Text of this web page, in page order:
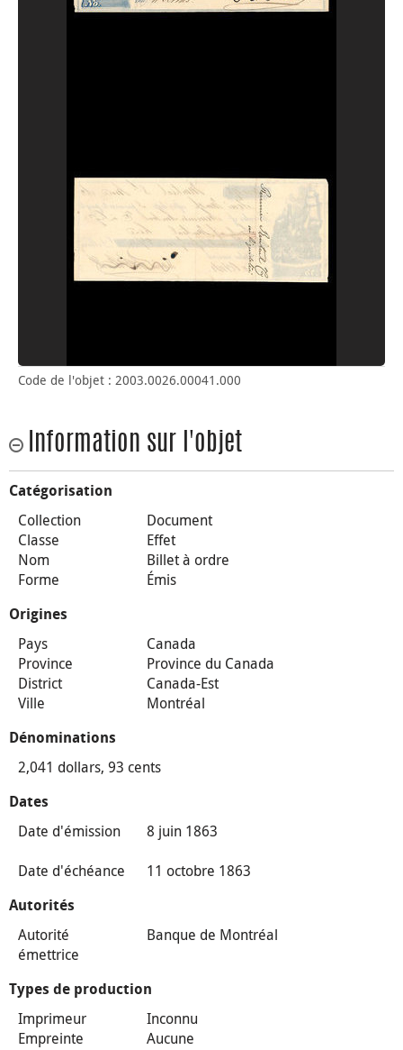
Code de l'objet : 2003.0026.00041.000
Information sur l'objet
Catégorisation
Collection
Document
Classe
Effet
Nom
Billet à ordre
Forme
Émis
Origines
Pays
Canada
Province
Province du Canada
District
Canada-Est
Ville
Montréal
Dénominations
2,041 dollars, 93 cents
Dates
Date d'émission
8 juin 1863
Date d'échéance
11 octobre 1863
Autorités
Autorité
émettrice
Banque de Montréal
Types de production
Imprimeur
Inconnu
Empreinte
Aucune